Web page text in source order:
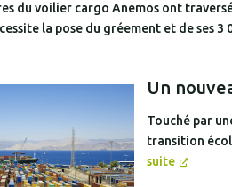
du voilier cargo Anemos ont
la pose du gréement et de ses
Un
Touché par
transition
suite